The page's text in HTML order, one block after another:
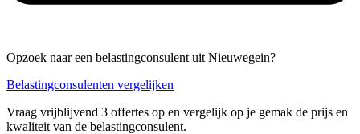
Opzoek naar een belastingconsulent uit Nieuwegein?
Belastingconsulenten vergelijken
Vraag vrijblijvend 3 offertes op en vergelijk op je gemak de prijs en
kwaliteit van de belastingconsulent.